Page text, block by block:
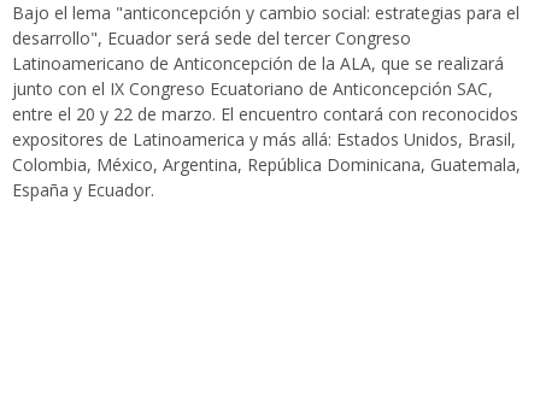
Bajo el lema "anticoncepción y cambio social: estrategias para el
desarrollo", Ecuador será sede del tercer Congreso
Latinoamericano de Anticoncepción de la ALA, que se realizará
junto con el IX Congreso Ecuatoriano de Anticoncepción SAC,
entre el 20 y 22 de marzo. El encuentro contará con reconocidos
expositores de Latinoamerica y más allá: Estados Unidos, Brasil,
Colombia, México, Argentina, República Dominicana, Guatemala,
España y Ecuador.